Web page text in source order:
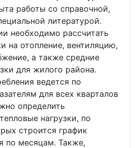
работы со справочной,
литературой.
необходимо рассчитать
на отопление, вентиляцию,
а также средние
для жилого района.
ведется по
для всех кварталов
определить
нагрузки, по
строится график
по месяцам. Также,